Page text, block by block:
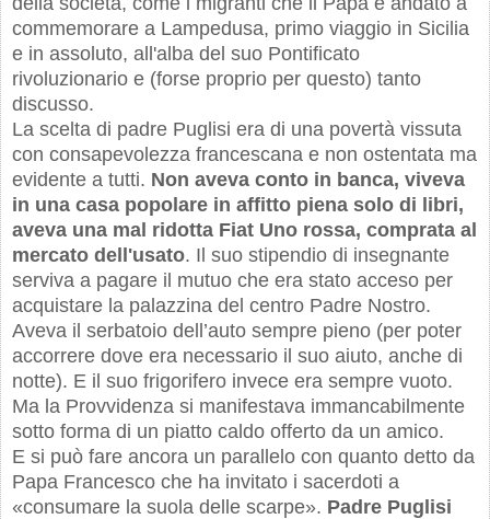
commemorare a Lampedusa, primo viaggio in Sicilia
e in assoluto, all'alba del suo Pontificato
rivoluzionario e (forse proprio per questo) tanto
discusso.
La scelta di padre Puglisi era di una povertà vissuta
con consapevolezza francescana e non ostentata ma
evidente a tutti. Non aveva conto in banca, viveva
in una casa popolare in affitto piena solo di libri,
aveva una mal ridotta Fiat Uno rossa, comprata al
mercato dell'usato. Il suo stipendio di insegnante
serviva a pagare il mutuo che era stato acceso per
acquistare la palazzina del centro Padre Nostro.
Aveva il serbatoio dell’auto sempre pieno (per poter
accorrere dove era necessario il suo aiuto, anche di
notte). E il suo frigorifero invece era sempre vuoto.
Ma la Provvidenza si manifestava immancabilmente
sotto forma di un piatto caldo offerto da un amico.
E si può fare ancora un parallelo con quanto detto da
Papa Francesco che ha invitato i sacerdoti a
«consumare la suola delle scarpe». Padre Puglisi